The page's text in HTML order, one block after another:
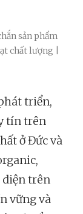
sản phẩm
chất lượng |
triển,
tín trên
ở Đức và
diện trên
vững và